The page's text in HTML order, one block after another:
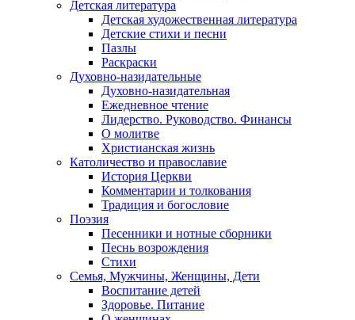
Детская литература
Детская художественная литература
Детские стихи и песни
Пазлы
Раскраски
Духовно-назидательные
Духовно-назидательная
Ежедневное чтение
Лидерство. Руководство. Финансы
О молитве
Христианская жизнь
Католичество и православие
История Церкви
Комментарии и толкования
Традиция и богословие
Поэзия
Песенники и нотные сборники
Песнь возрождения
Стихи
Семья, Мужчины, Женщины, Дети
Воспитание детей
Здоровье. Питание